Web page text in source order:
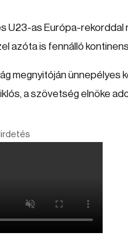
U23-as Európa-rekorddal
azóta is fennálló
megnyitóján
a szövetség elnöke